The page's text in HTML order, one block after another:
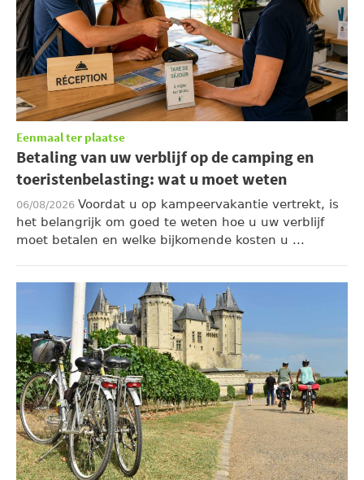
Eenmaal ter plaatse
Betaling van uw verblijf op de camping en
toeristenbelasting: wat u moet weten
06/08/2026 Voordat u op kampeervakantie vertrekt, is
het belangrijk om goed te weten hoe u uw verblijf
moet betalen en welke bijkomende kosten u ...